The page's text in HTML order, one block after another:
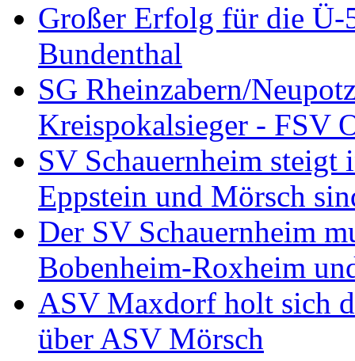
Großer Erfolg für die Ü-
Bundenthal
SG Rheinzabern/
Kreispokalsieger - FSV
SV Schauernheim steigt
Eppstein und Mörsch
Der SV Schauernheim
Bobenheim-Roxheim
ASV Maxdorf holt sich
über ASV Mörsch